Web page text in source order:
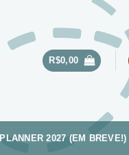
R$0,00
PLANNER 2027 (EM BREVE!)